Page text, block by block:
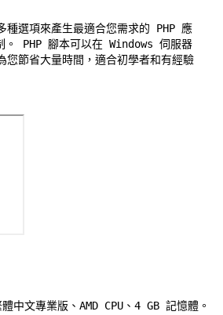
種選項來產生最適合您需求的 PHP 應
。 PHP 腳本可以在 Windows 伺服器
節省大量時間，適合初學者和有經驗
文專業版、AMD CPU、4 GB 記憶體。